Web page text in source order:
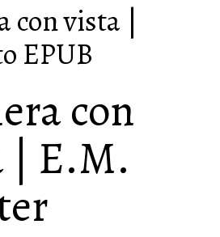
con vista |
EPUB
con
| E.M.